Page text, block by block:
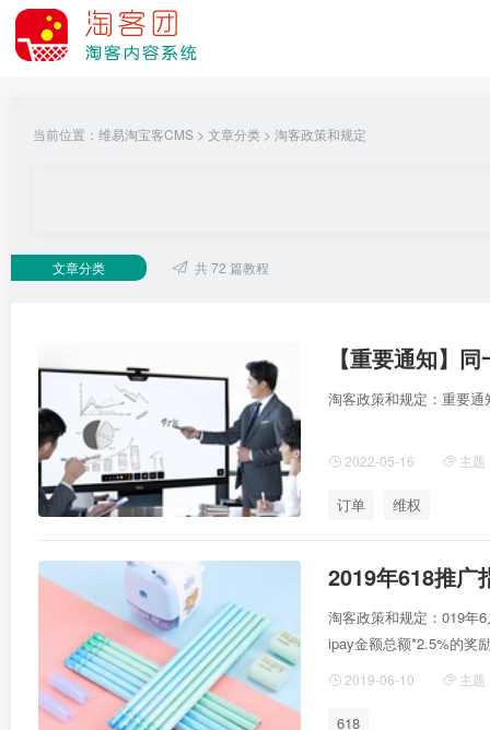
当前位置： 维易淘宝客CMS > 文章分类 > 淘客政策和规定
文章分类 共 72 篇教程
【重要通知】
淘客政策和规定：重要
2022-05-16 主题
订单 维权
2019年618推广
淘客政策和规定：019年
ipay金额总额*2.5%的奖
2019-06-10 主题
618